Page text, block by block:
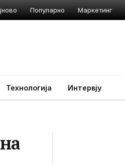
Популарно Маркетинг
Технологија Интервју